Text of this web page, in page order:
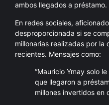
ambos llegados a préstamo.
En redes sociales,
desproporcionada si se
millonarias realizadas por
recientes. Mensajes como:
“Mauricio Ymay solo
que llegaron a
millones invertidos en